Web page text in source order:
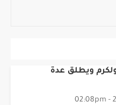
ويطلق عدة